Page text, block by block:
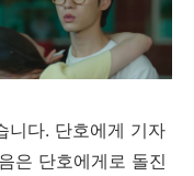
니다. 단호에게 기자
은 단호에게로 돌진